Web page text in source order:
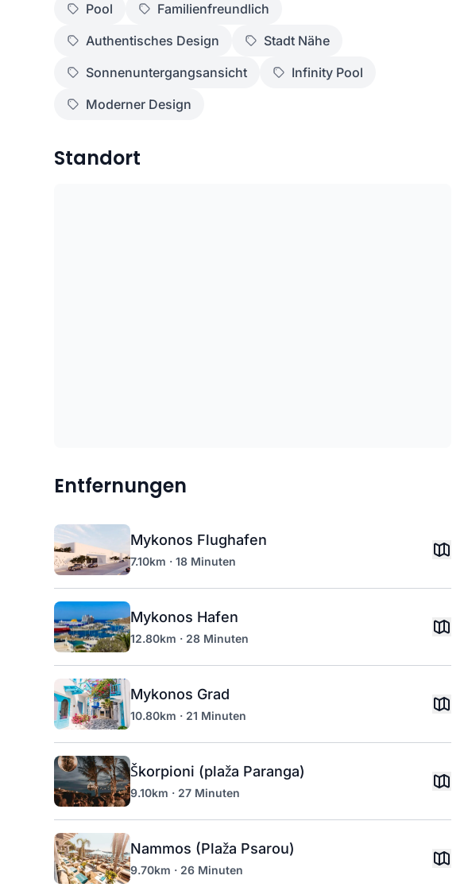
Pool
Familienfreundlich
Authentisches Design
Stadt Nähe
Sonnenuntergangsansicht
Infinity Pool
Moderner Design
Standort
Entfernungen
Mykonos Flughafen
7.10km · 18 Minuten
Mykonos Hafen
12.80km · 28 Minuten
Mykonos Grad
10.80km · 21 Minuten
Škorpioni (plaža Paranga)
9.10km · 27 Minuten
Nammos (Plaža Psarou)
9.70km · 26 Minuten